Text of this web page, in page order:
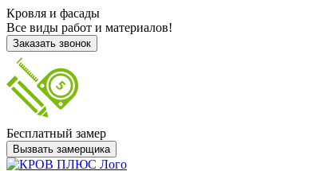
Кровля и фасады
Все виды работ и материалов!
Заказать звонок
Бесплатный замер
Вызвать замерщика